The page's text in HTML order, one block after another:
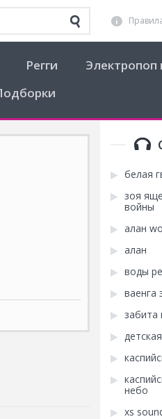
Регги
Электропоп
белая
зоя
войны
алан
алан
воды
ваенга
забита
небо
xs